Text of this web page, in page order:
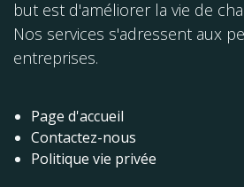
but est d'améliorer la vie de
Nos services s'adressent aux
entreprises.
Page d'accueil
Contactez-nous
Politique vie privée